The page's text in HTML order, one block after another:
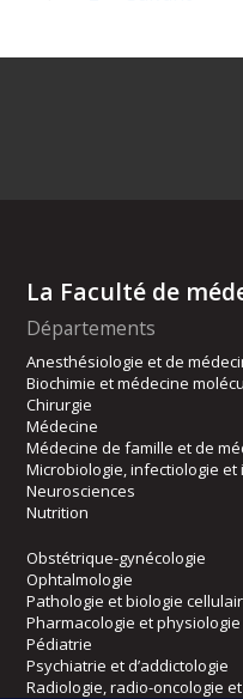
La Faculté de
Départements
Anesthésiologie et de
Biochimie et médecine
Chirurgie
Médecine
Médecine de famille et de
Microbiologie, infectiologie et
Neurosciences
Nutrition
Obstétrique-gynécologie
Ophtalmologie
Pathologie et biologie
Pharmacologie et physiologie
Pédiatrie
Psychiatrie et d’addictologie
Radiologie, radio-oncologie